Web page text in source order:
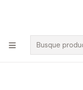
🚀 ¡Despachamos a todo
$100.000 y a RM sobre
Juegos de